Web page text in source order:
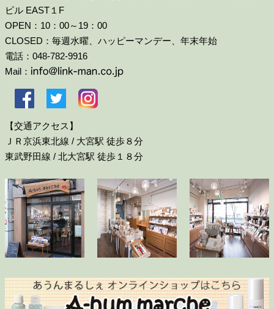
ビル EAST１F
OPEN：10：00～19：00
CLOSED：毎週水曜、ハッピーマンデー、年末年始
電話：048-782-9916
Mail：
【交通アクセス】
ＪＲ京浜東北線 / 大宮駅 徒歩８分
東武野田線 / 北大宮駅 徒歩１８分